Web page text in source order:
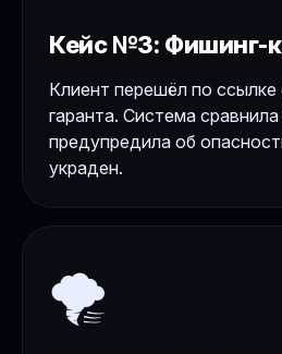
Кейс №3: Фишинг-
Клиент перешёл по ссылке
гаранта. Система
предупредила об
украден.
🌪️